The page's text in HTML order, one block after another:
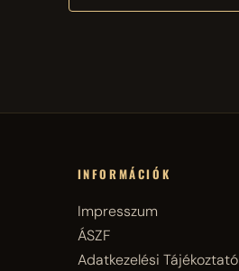
INFORMÁCIÓK
Impresszum
ÁSZF
Adatkezelési Tájékoztató